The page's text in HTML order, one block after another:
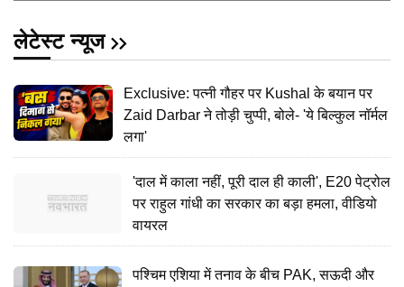
लेटेस्ट न्यूज
Exclusive: पत्नी गौहर पर Kushal के बयान पर
Zaid Darbar ने तोड़ी चुप्पी, बोले- 'ये बिल्कुल नॉर्मल
लगा'
'दाल में काला नहीं, पूरी दाल ही काली', E20 पेट्रोल
पर राहुल गांधी का सरकार का बड़ा हमला, वीडियो
वायरल
पश्चिम एशिया में तनाव के बीच PAK, सऊदी और